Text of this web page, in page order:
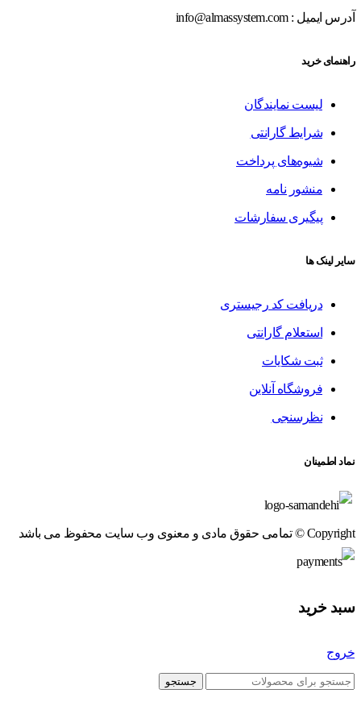
آدرس ایمیل : info@almassystem.com
راهنمای خرید
لیست نمایندگان
شرایط گارانتی
شیوه‌های پرداخت
منشور نامه
پیگیری سفارشات
سایر لینک ها
دریافت کد رجیستری
استعلام گارانتی
ثبت شکایات
فروشگاه آنلاین
نظرسنجی
نماد اطمینان
Copyright © تمامی حقوق مادی و معنوی وب سایت محفوظ می باشد
سبد خرید
خروج
جستجو